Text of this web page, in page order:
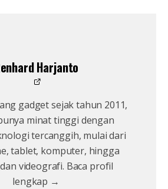
Harjanto
gadget sejak tahun 2011,
minat tinggi dengan
tercanggih, mulai dari
tablet, komputer, hingga
videografi. Baca profil
lengkap →